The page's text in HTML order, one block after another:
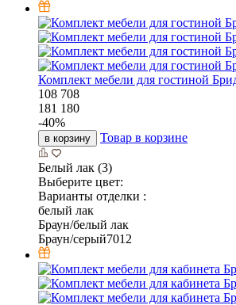
Комплект мебели для гостиной
108 708
181 180
-40%
в корзину Товар в корзине
Белый лак (3)
Выберите цвет:
Варианты отделки :
белый лак
Браун/белый лак
Браун/серый7012